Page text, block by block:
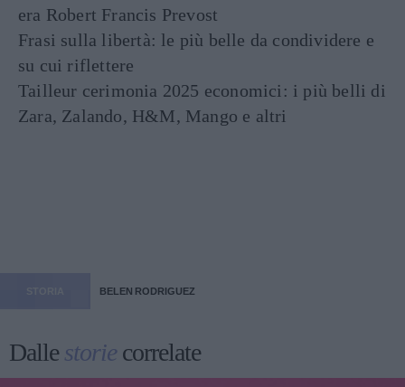
era Robert Francis Prevost
Frasi sulla libertà: le più belle da condividere e
su cui riflettere
Tailleur cerimonia 2025 economici: i più belli di
Zara, Zalando, H&M, Mango e altri
BELEN RODRIGUEZ
Dallestorie correlate